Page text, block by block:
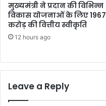
मुख्यमंत्री ने प्रदान की विभिन्न
विकास योजनाओं के लिए 1967
करोड़ की वित्तीय स्वीकृति
12 hours ago
Leave a Reply